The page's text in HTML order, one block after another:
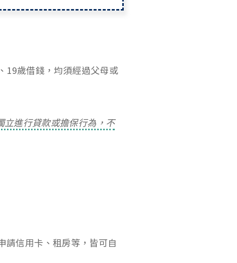
19歲借錢，均須經過父母或
進行貸款或擔保行為，不
請信用卡、租房等，皆可自